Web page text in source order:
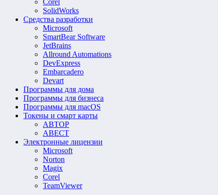
SolidWorks
Средства разработки
Microsoft
SmartBear Software
JetBrains
Allround Automations
DevExpress
Embarcadero
Devart
Программы для дома
Программы для бизнеса
Программы для macOS
Токены и смарт карты
АВТОР
АВЕСТ
Электронные лицензии
Microsoft
Norton
Magix
Corel
TeamViewer